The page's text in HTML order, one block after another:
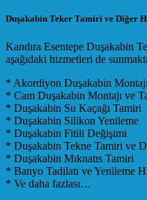
Duşakabin Teker Tamiri ve Diğer
Kandıra Esentepe Duşakabin
aşağıdaki hizmetleri de
* Akordiyon Duşakabin
* Cam Duşakabin Montajı ve
* Duşakabin Su Kaçağı Tamiri
* Duşakabin Silikon Yenileme
* Duşakabin Fitili Değişimi
* Duşakabin Tekne Tamiri ve
* Duşakabin Mıknatıs Tamiri
* Banyo Tadilatı ve Yenileme
* Ve daha fazlası…